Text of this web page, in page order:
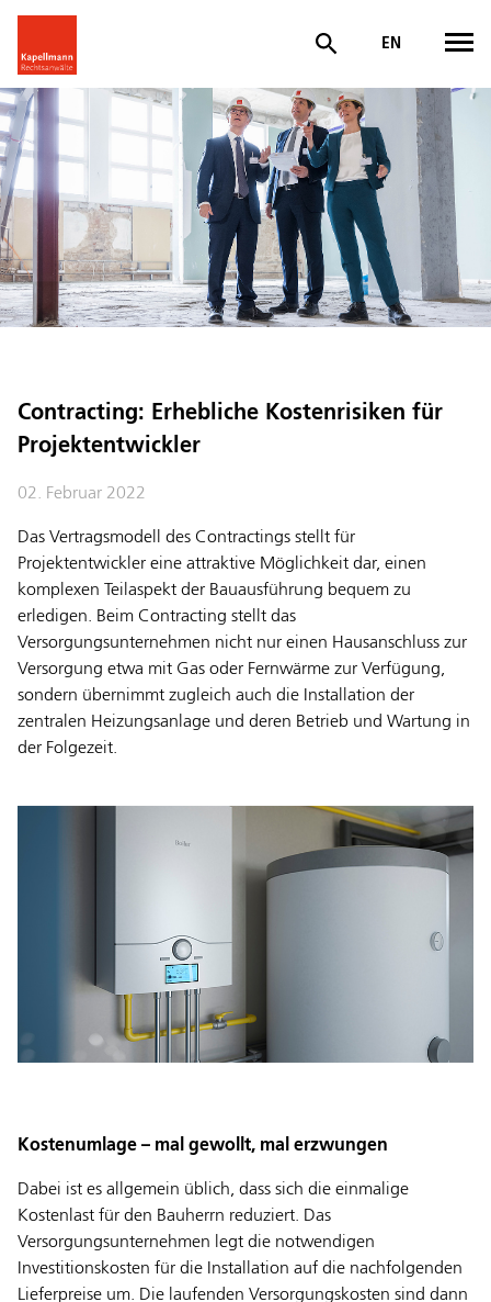
EN
Contracting: Erhebliche Kostenrisiken für
Projektentwickler
02. Februar 2022
Das Vertragsmodell des Contractings stellt für
Projektentwickler eine attraktive Möglichkeit dar, einen
komplexen Teilaspekt der Bauausführung bequem zu
erledigen. Beim Contracting stellt das
Versorgungsunternehmen nicht nur einen Hausanschluss zur
Versorgung etwa mit Gas oder Fernwärme zur Verfügung,
sondern übernimmt zugleich auch die Installation der
zentralen Heizungsanlage und deren Betrieb und Wartung in
der Folgezeit.
Kostenumlage – mal gewollt, mal erzwungen
Dabei ist es allgemein üblich, dass sich die einmalige
Kostenlast für den Bauherrn reduziert. Das
Versorgungsunternehmen legt die notwendigen
Investitionskosten für die Installation auf die nachfolgenden
Lieferpreise um. Die laufenden Versorgungskosten sind dann